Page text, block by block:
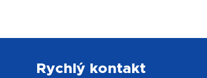
Rychlý kontakt